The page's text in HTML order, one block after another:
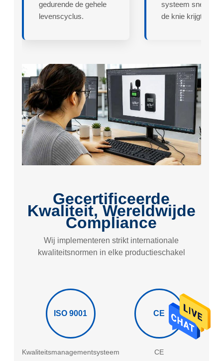
gedurende de gehele
levenscyclus.
systeem snel
de knie krijgt.
Gecertificeerde
Kwaliteit, Wereldwijde
Compliance
Wij implementeren strikt internationale
kwaliteitsnormen in elke productieschakel
ISO 9001
Kwaliteitsmanagementsysteem
CE
CE